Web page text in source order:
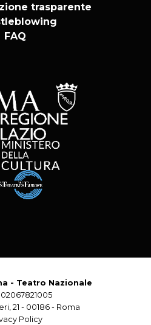
trasparente
FAQ
- Teatro Nazionale
21 - 00186 - Roma
Policy